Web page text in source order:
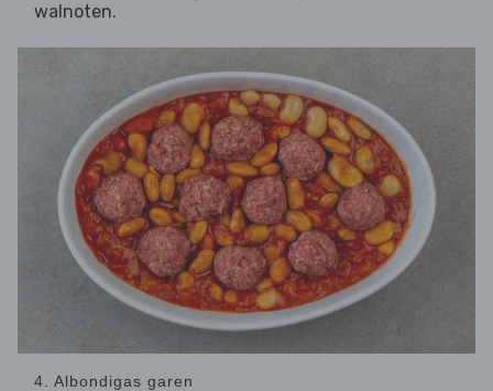
walnoten.
4. Albondigas garen